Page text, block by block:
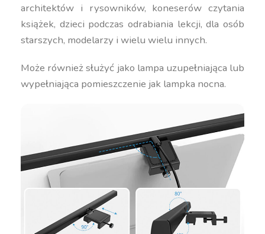
architektów i rysowników, koneserów czytania
książek, dzieci podczas odrabiania lekcji, dla osób
starszych, modelarzy i wielu wielu innych.
Może również służyć jako lampa uzupełniająca lub
wypełniająca pomieszczenie jak lampka nocna.